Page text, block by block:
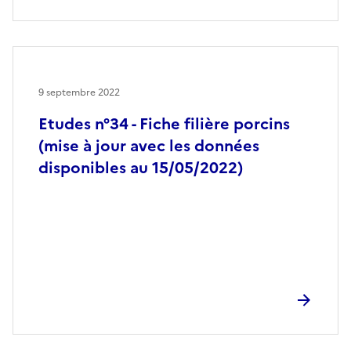
Etudes n°34 - Fiche filière porcins
(mise à jour avec les données
disponibles au 15/05/2022)
9 septembre 2022